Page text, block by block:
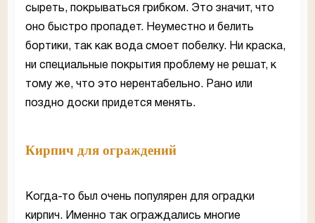
сыреть, покрываться грибком. Это значит, что
оно быстро пропадет. Неуместно и белить
бортики, так как вода смоет побелку. Ни краска,
ни специальные покрытия проблему не решат, к
тому же, что это нерентабельно. Рано или
поздно доски придется менять.
Кирпич для ограждений
Когда-то был очень популярен для оградки
кирпич. Именно так ограждались многие